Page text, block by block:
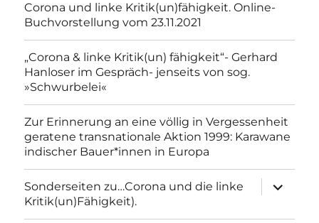
Corona und linke Kritik(un)fähigkeit. Online-
Buchvorstellung vom 23.11.2021
„Corona & linke Kritik(un) fähigkeit“- Gerhard
Hanloser im Gespräch- jenseits von sog.
»Schwurbelei«
Zur Erinnerung an eine völlig in Vergessenheit
geratene transnationale Aktion 1999: Karawane
indischer Bauer*innen in Europa
Sonderseiten zu…Corona und die linke
Kritik(un)Fähigkeit).
anzeigen